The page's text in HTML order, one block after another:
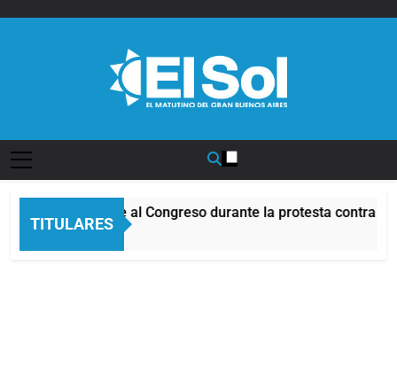
TITULARES
Incidentes frente al Congreso durante la protesta contra la
4 Horas Atrás